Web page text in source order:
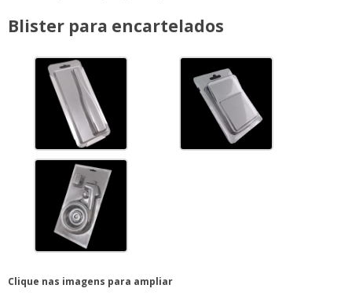
Blister para encartelados
Clique nas imagens para ampliar